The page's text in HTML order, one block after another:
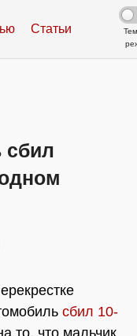
Статьи
сбил
сбил 10-
то, что мальчик